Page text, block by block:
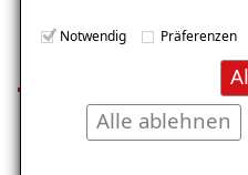
Notwendig Präferenzen
Alle ablehnen
Ihre Vorteile
Kostenlosen